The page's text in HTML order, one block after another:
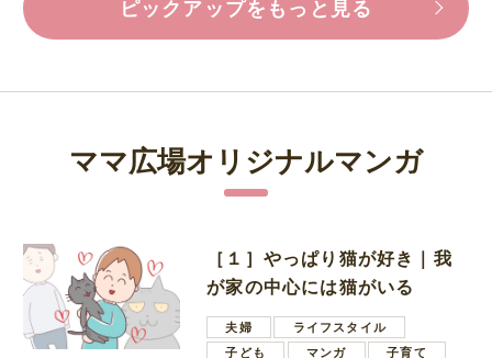
ピックアップをもっと見る
ママ広場オリジナルマンガ
［１］やっぱり猫が好き｜我
が家の中心には猫がいる
夫婦
ライフスタイル
子ども
マンガ
子育て